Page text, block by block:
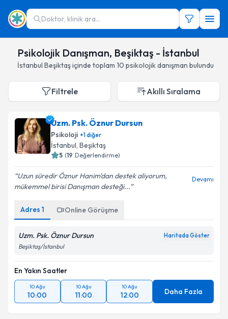
Doktor, klinik ara...
Psikolojik Danışman, Beşiktaş - İstanbul
İstanbul Beşiktaşiçinde toplam 10 psikolojik danışman bulundu
Filtrele Akıllı Sıralama
Uzm. Psk. Öznur Dursun
Psikoloji +1diğer
İstanbul, Beşiktaş
5 (19 Değerlendirme)
Uzun süredir Öznur Hanim'dan destek aliyorum,
mükemmel birisi Danışman desteği...
Devamı
Adres 1 Online Görüşme
Uzm. Psk. Öznur Dursun Haritada Göster
Beşiktaş/İstanbul
En Yakın Saatler
10 Ağu
10:00
10 Ağu
11:00
10 Ağu
12:00 Daha Fazla